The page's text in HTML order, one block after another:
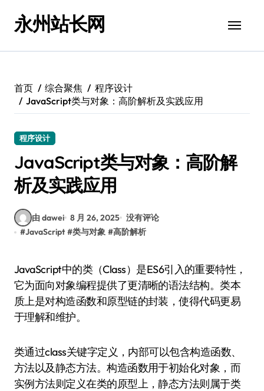
永州站长网
首页 综合聚焦
程序设计
JavaScript类与对象：高阶解析及实践应用
程序设计
JavaScript类与对象：高阶解
析及实践应用
由 dawei 8 月 26, 2025 没有评论
#JavaScript #类与对象 #高阶解析
JavaScript中的类（Class）是ES6引入的重要特性，
它为面向对象编程提供了更清晰的语法结构。类本
质上是对构造函数和原型链的封装，使得代码更易
于理解和维护。
类通过class关键字定义，内部可以包含构造函数、
方法以及静态方法。构造函数用于初始化对象，而
实例方法则定义在类的原型上，静态方法则属于类